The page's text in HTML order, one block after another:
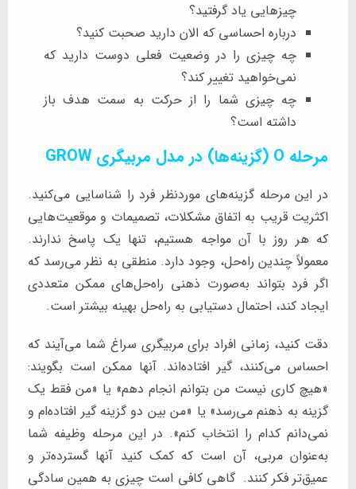
چیزهایی یاد گرفتید؟
درباره احساسی که الان دارید صحبت کنید؟
چه چیزی را در وضعیت فعلی دوست دارید که
نمی‌خواهید تغییر کند؟
چه چیزی شما را از حرکت به سمت هدف باز
داشته است؟
مرحله O (گزینه‌ها) در مدل مربیگری GROW
در این مرحله گزینه‌های موردنظر فرد را شناسایی می‌کنید.
اکثریت قریب به اتفاق مشکلات، تصمیمات و موقعیت‌هایی
که هر روز با آن مواجه هستیم، تنها یک پاسخ ندارند.
معمولاً چندین راه‌حل، وجود دارد. منطقی به نظر می‌رسد که
اگر فرد بتواند به‌صورت ذهنی راه‌حل‌های ممکن متعددی
ایجاد کند، احتمال دستیابی به راه‌حل بهینه بیشتر است.
دقت کنید، زمانی‌ افراد برای مربیگری سراغ شما می‌آیند که
احساس می‌کنند، گیر افتاده‌اند. آنها ممکن است بگویند:
«هیچ کاری نیست من بتوانم انجام دهم» یا «من فقط یک
گزینه به ذهنم می‌رسد» یا «من بین دو گزینه گیر افتاده‌ام و
نمی‌دانم کدام را انتخاب کنم». در این مرحله وظیفه شما
به‌عنوان مربی، آن است که کمک کنید آنها گسترده‌تر و
عمیق‌تر فکر کنند. گاهی کافی است چیزی به همین سادگی